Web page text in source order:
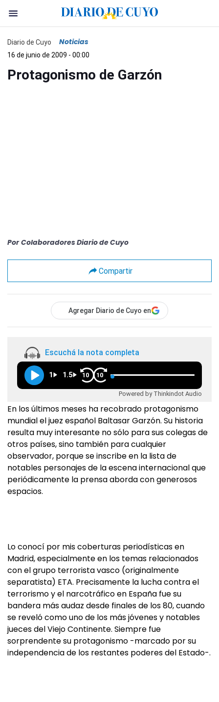
Diario de Cuyo Noticias
16 de junio de 2009 - 00:00
Protagonismo de Garzón
Por Colaboradores Diario de Cuyo
Compartir
Agregar Diario de Cuyo en
Escuchá la nota completa
1 1.5 10 10
Powered by Thinkindot Audio
En los últimos meses ha recobrado protagonismo
mundial el juez español Baltasar Garzón. Su historia
resulta muy interesante no sólo para sus colegas de
otros países, sino también para cualquier
observador, porque se inscribe en la lista de
notables personajes de la escena internacional que
periódicamente la prensa aborda con generosos
espacios.
Lo conocí por mis coberturas periodísticas en
Madrid, especialmente en los temas relacionados
con el grupo terrorista vasco (originalmente
separatista) ETA. Precisamente la lucha contra el
terrorismo y el narcotráfico en España fue su
bandera más audaz desde finales de los 80, cuando
se reveló como uno de los más jóvenes y notables
jueces del Viejo Continente. Siempre fue
sorprendente su protagonismo -marcado por su
independencia de los restantes poderes del Estado-.